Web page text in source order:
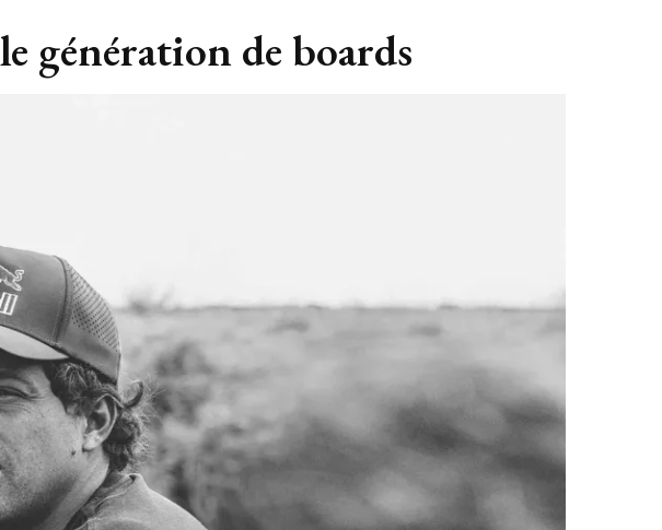
génération de boards